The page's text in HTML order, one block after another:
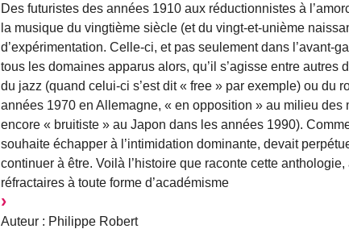
Des futuristes des années 1910 aux réductionnistes à
la musique du vingtième siècle (et du vingt-et-unième
d’expérimentation. Celle-ci, et pas seulement dans l’avant-
tous les domaines apparus alors, qu’il s’agisse entre autres
du jazz (quand celui-ci s’est dit « free » par exemple) ou du
années 1970 en Allemagne, « en opposition » au milieu des
encore « bruitiste » au Japon dans les années 1990).
souhaite échapper à l’intimidation dominante, devait
continuer à être. Voilà l’histoire que raconte cette
réfractaires à toute forme d’académisme
Auteur : Philippe Robert